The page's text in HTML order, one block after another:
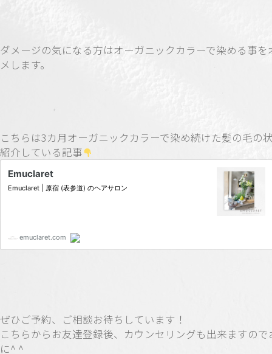
ダメージの気になる方はオーガニックカラーで染める事を
メします。
こちらは3カ月オーガニックカラーで染め続けた髪の毛の
紹介している記事
ぜひご予約、ご相談お待ちしています！
こちらからお友達登録後、カウンセリングも出来ますので
に^ ^